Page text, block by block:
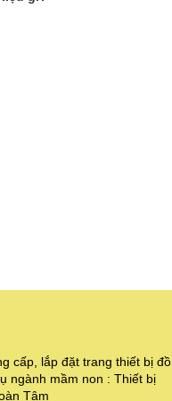
cấp, lắp đặt trang thiết bị đồ
ngành mầm non : Thiết bị
Tâm